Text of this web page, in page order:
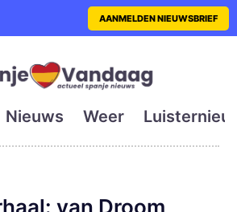
is de eerste
AANMELDEN NIEUWSBRIEF
Nieuws Weer
van Droom